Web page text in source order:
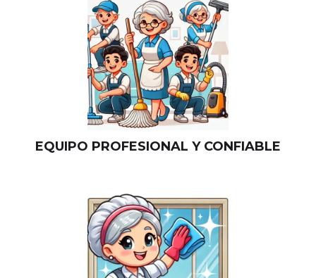
EQUIPO PROFESIONAL Y CONFIABLE